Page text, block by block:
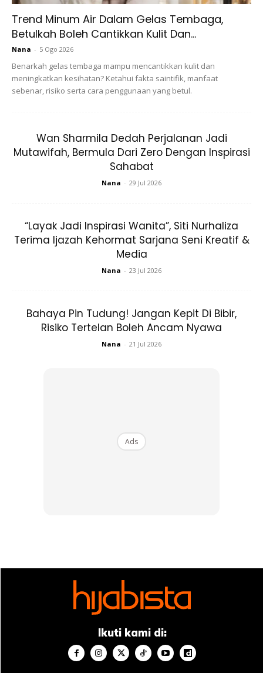
April lalu, ibu dua anak ini turut mendapat tumpuan
masyarakat apabila berusaha keras menyiapkan kediaman
ibu bapa yang ditipu sebuah syarikat hiasan dalaman.
Difahamkan Amyra membayar sejumlah besar wang
kepada syarikat terbabit namun tiada tindakan susulan
dibuat.
Ads
menjadi realiti apabila syarikat hiasan dalaman terkenal
tanggal 11 November 2016. Hasil perkongsian hidup,
pasangan romantis ini dikurniakan dua cahaya mata iaitu
anak lelaki Aqeef Anaqi dan anak perempuan Ayra Aryssa.
Anda mungkin berminat dengan
Trend Minum Air Dalam Gelas Tembaga,
Betulkah Boleh Cantikkan Kulit Dan...
Nana - 5 Ogo 2026
Benarkah gelas tembaga mampu mencantikkan kulit dan
meningkatkan kesihatan? Ketahui fakta saintifik, manfaat
sebenar, risiko serta cara penggunaan yang betul.
Wan Sharmila Dedah Perjalanan Jadi
Mutawifah, Bermula Dari Zero Dengan Inspirasi
Sahabat
Nana - 29 Jul 2026
“Layak Jadi Inspirasi Wanita”, Siti Nurhaliza
Terima Ijazah Kehormat Sarjana Seni Kreatif &
Media
Nana - 23 Jul 2026
Bahaya Pin Tudung! Jangan Kepit Di Bibir,
Risiko Tertelan Boleh Ancam Nyawa
Nana - 21 Jul 2026
Ads
Ikuti kami di: